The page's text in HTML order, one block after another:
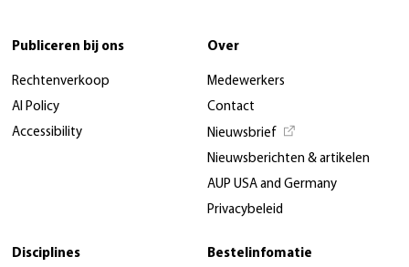
Publiceren bij ons
Rechtenverkoop
AI Policy
Accessibility
Over
Medewerkers
Contact
Nieuwsbrief
Nieuwsberichten & artikelen
AUP USA and Germany
Privacybeleid
Disciplines Bestelinfomatie